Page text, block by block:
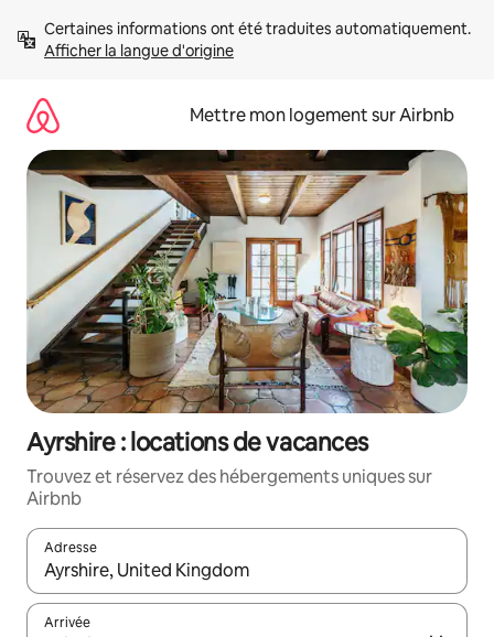
directement
Afficher la langue d'origine
Mettre mon logement sur Airbnb
Ayrshire : locations de vacances
Trouvez et réservez des hébergements uniques sur
Airbnb
Adresse
Lorsque les résultats s'affichent, utilisez les flèches vers le
Arrivée